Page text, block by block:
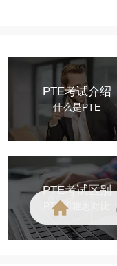
PTE考试介绍
什么是PTE
PTE考试区别
PTE和雅思对比